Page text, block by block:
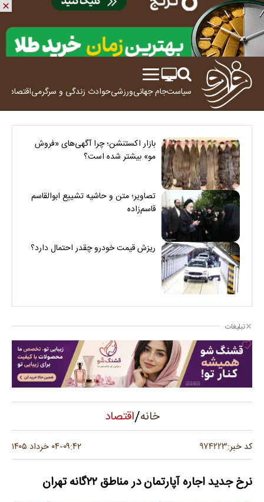
سیاستجام جهانیورزشیحوادث زندگی و سرگرمیاقتصاد
بازار اکستنشن؛ چرا آگهی‌های «فروش
مو» بیشتر شده است؟
تصاویر؛ متن و حاشیه تشییع ابوالقاسم
قاسم‌زاده
ریزش قیمت خودرو چقدر احتمال دارد؟
تبلیغات
خانه/اقتصاد
کد خبر:۹۷۴۲۲۳ ۰۹:۴۲-۰۴ خرداد ۱۴۰۵
نرخ جدید اجاره آپارتمان در مناطق ۲۲گانه تهران